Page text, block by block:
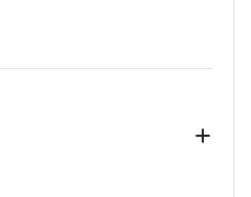
l’année.
